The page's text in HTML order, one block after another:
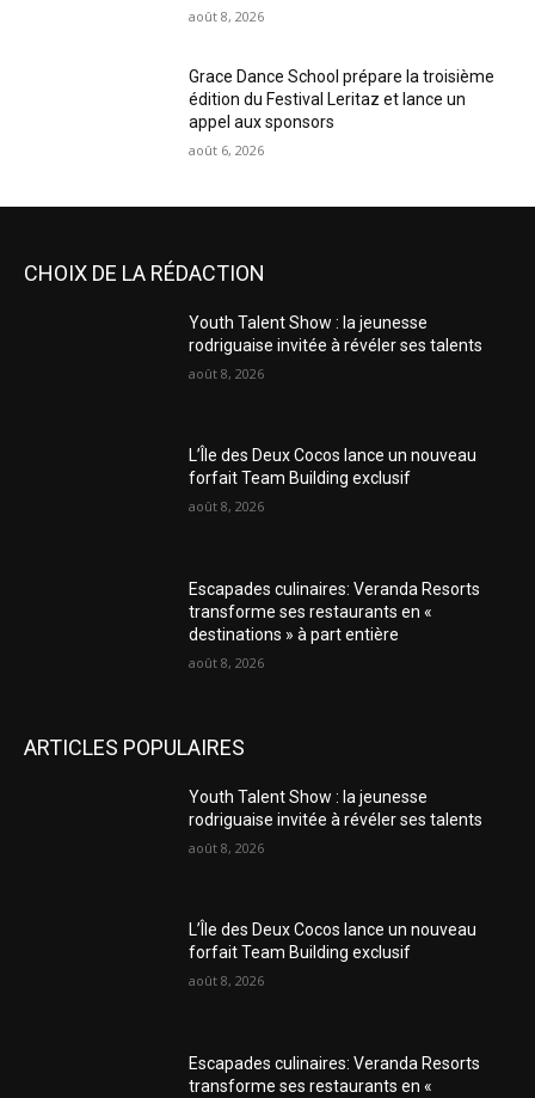
août 8, 2026
Grace Dance School prépare la troisième
édition du Festival Leritaz et lance un
appel aux sponsors
août 6, 2026
CHOIX DE LA RÉDACTION
Youth Talent Show : la jeunesse
rodriguaise invitée à révéler ses talents
août 8, 2026
L’Île des Deux Cocos lance un nouveau
forfait Team Building exclusif
août 8, 2026
Escapades culinaires: Veranda Resorts
transforme ses restaurants en «
destinations » à part entière
août 8, 2026
ARTICLES POPULAIRES
Youth Talent Show : la jeunesse
rodriguaise invitée à révéler ses talents
août 8, 2026
L’Île des Deux Cocos lance un nouveau
forfait Team Building exclusif
août 8, 2026
Escapades culinaires: Veranda Resorts
transforme ses restaurants en «